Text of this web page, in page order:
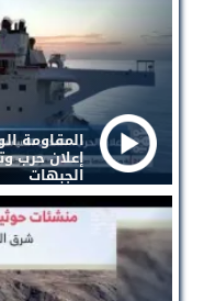
المقاومة
إعلان حرب
الجبهات